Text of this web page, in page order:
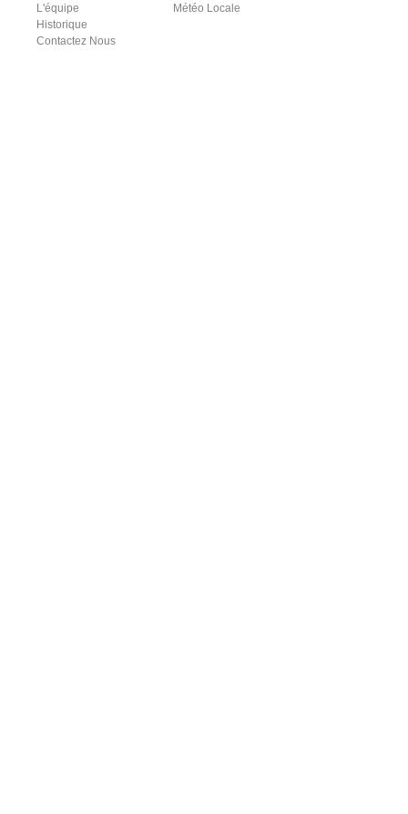
L'équipe
Historique
Contactez Nous
Météo Locale